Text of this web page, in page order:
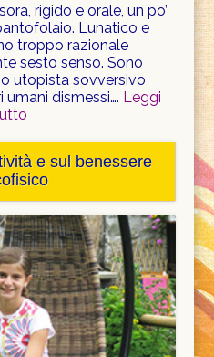
rigido e orale, un po’
Lunatico e
troppo razionale
sesto senso. Sono
utopista sovversivo
dismessi…. Leggi
e sul benessere